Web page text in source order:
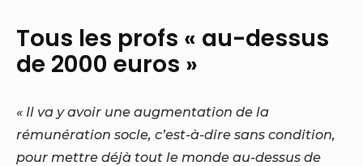
Tous les profs « au-dessus
de 2000 euros »
« Il va y avoir une augmentation de la
rémunération socle, c’est-à-dire sans condition,
pour mettre déjà tout le monde au-dessus de